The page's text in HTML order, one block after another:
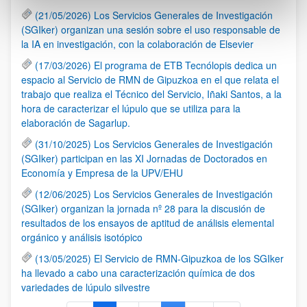
(21/05/2026) Los Servicios Generales de Investigación
(SGIker) organizan una sesión sobre el uso responsable de
la IA en investigación, con la colaboración de Elsevier
(17/03/2026) El programa de ETB Tecnólopis dedica un
espacio al Servicio de RMN de Gipuzkoa en el que relata el
trabajo que realiza el Técnico del Servicio, Iñaki Santos, a la
hora de caracterizar el lúpulo que se utiliza para la
elaboración de Sagarlup.
(31/10/2025) Los Servicios Generales de Investigación
(SGIker) participan en las XI Jornadas de Doctorados en
Economía y Empresa de la UPV/EHU
(12/06/2025) Los Servicios Generales de Investigación
(SGIker) organizan la jornada nº 28 para la discusión de
resultados de los ensayos de aptitud de análisis elemental
orgánico y análisis isotópico
(13/05/2025) El Servicio de RMN-Gipuzkoa de los SGIker
ha llevado a cabo una caracterización química de dos
variedades de lúpulo silvestre